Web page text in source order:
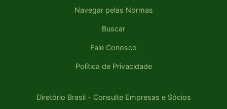
Navegar pelas Normas
Buscar
Fale Conosco
Política de Privacidade
Diretório Brasil - Consulte Empresas e Sócios